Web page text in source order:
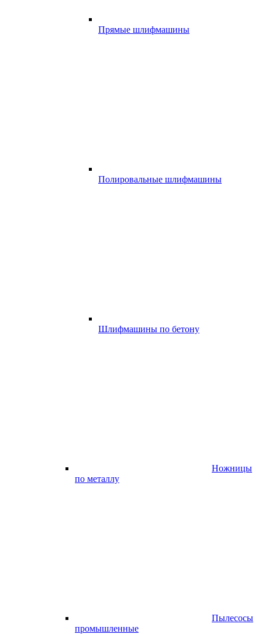
Прямые шлифмашины
Полировальные шлифмашины
Шлифмашины по бетону
Ножницы
по металлу
Пылесосы
промышленные